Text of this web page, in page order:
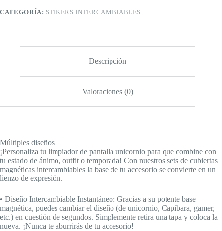
CATEGORÍA: STIKERS INTERCAMBIABLES
Descripción
Valoraciones (0)
Múltiples diseños
¡Personaliza tu limpiador de pantalla unicornio para que combine con
tu estado de ánimo, outfit o temporada! Con nuestros sets de cubiertas
magnéticas intercambiables la base de tu accesorio se convierte en un
lienzo de expresión.
• Diseño Intercambiable Instantáneo: Gracias a su potente base
magnética, puedes cambiar el diseño (de unicornio, Capibara, gamer,
etc.) en cuestión de segundos. Simplemente retira una tapa y coloca la
nueva. ¡Nunca te aburrirás de tu accesorio!